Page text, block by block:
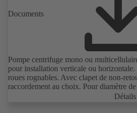
Documents
Pompe centrifuge mono ou
pour installation verticale ou
roues rognables. Avec clapet de non-
raccordement au choix. Pour diamètre
Détails